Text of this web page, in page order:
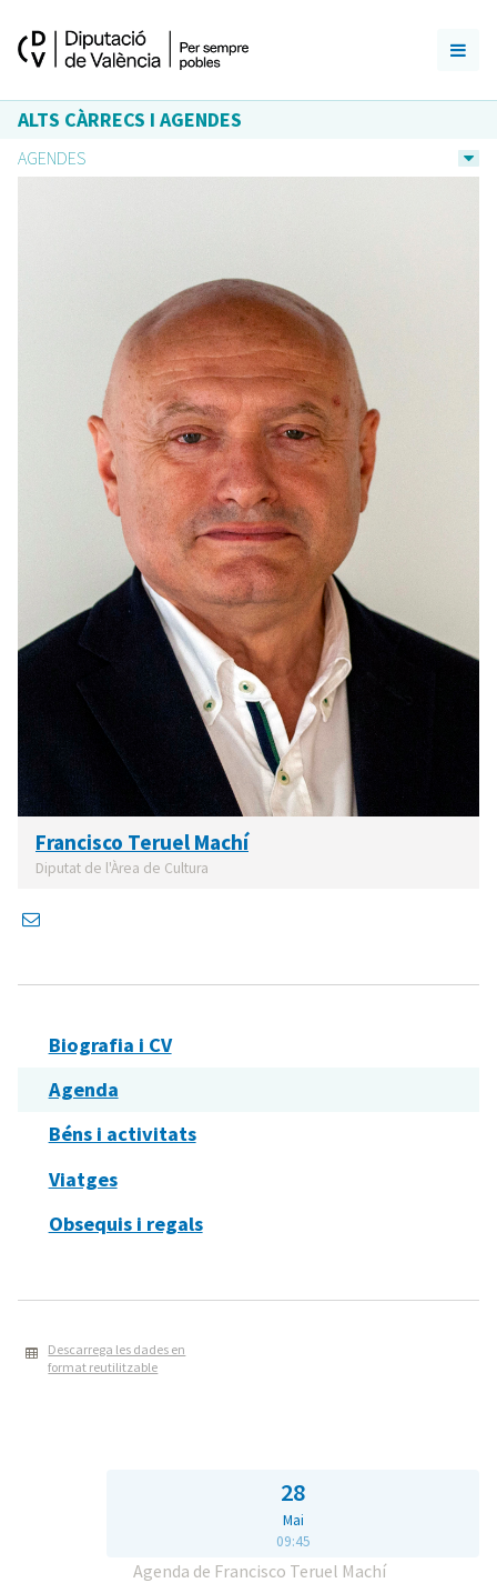
ALTS CÀRRECS I AGENDES
AGENDES
Francisco Teruel Machí
Diputat de l'Àrea de Cultura
Biografia i CV
Agenda
Béns i activitats
Viatges
Obsequis i regals
Descarrega les dades en
format reutilitzable
28
Mai
09:45
Agenda de Francisco Teruel Machí